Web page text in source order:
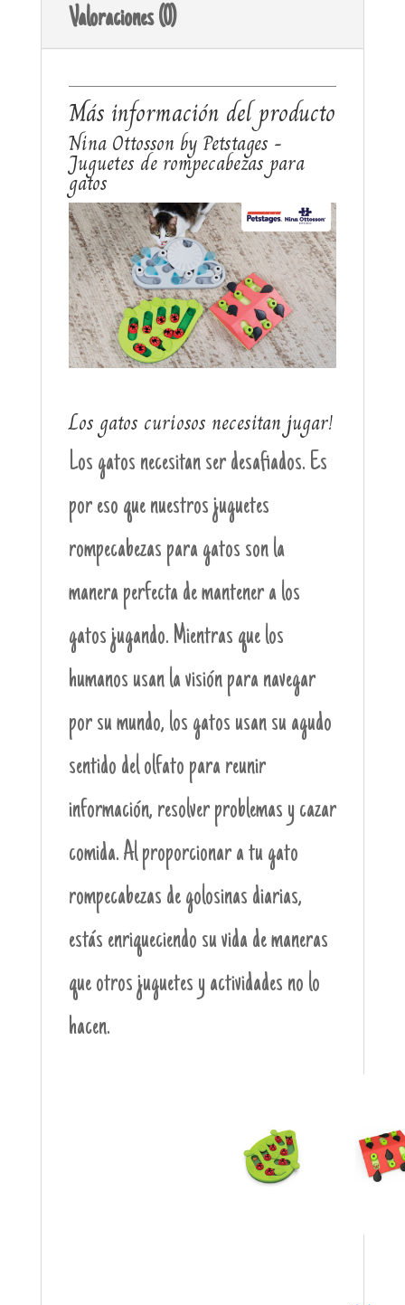
Valoraciones (0)
Más información del producto
Nina Ottosson by Petstages -
Juguetes de rompecabezas para
gatos
Los gatos curiosos necesitan jugar!
Los gatos necesitan ser desafiados. Es
por eso que nuestros juguetes
rompecabezas para gatos son la
manera perfecta de mantener a los
gatos jugando. Mientras que los
humanos usan la visión para navegar
por su mundo, los gatos usan su agudo
sentido del olfato para reunir
información, resolver problemas y cazar
comida. Al proporcionar a tu gato
rompecabezas de golosinas diarias,
estás enriqueciendo su vida de maneras
que otros juguetes y actividades no lo
hacen.